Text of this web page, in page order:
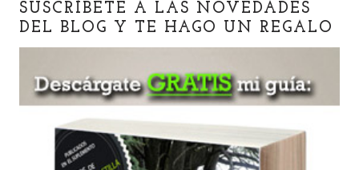
SUSCRÍBETE A LAS NOVEDADES
DEL BLOG Y TE HAGO UN REGALO